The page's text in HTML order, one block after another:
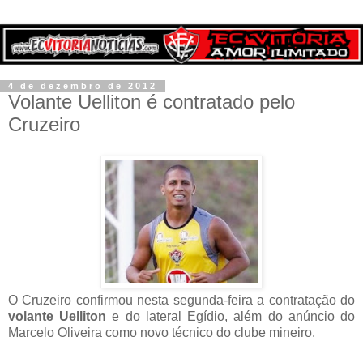
4 de dezembro de 2012
Volante Uelliton é contratado pelo
Cruzeiro
O Cruzeiro confirmou nesta segunda-feira a contratação do
volante Uelliton e do lateral Egídio, além do anúncio do
Marcelo Oliveira como novo técnico do clube mineiro.